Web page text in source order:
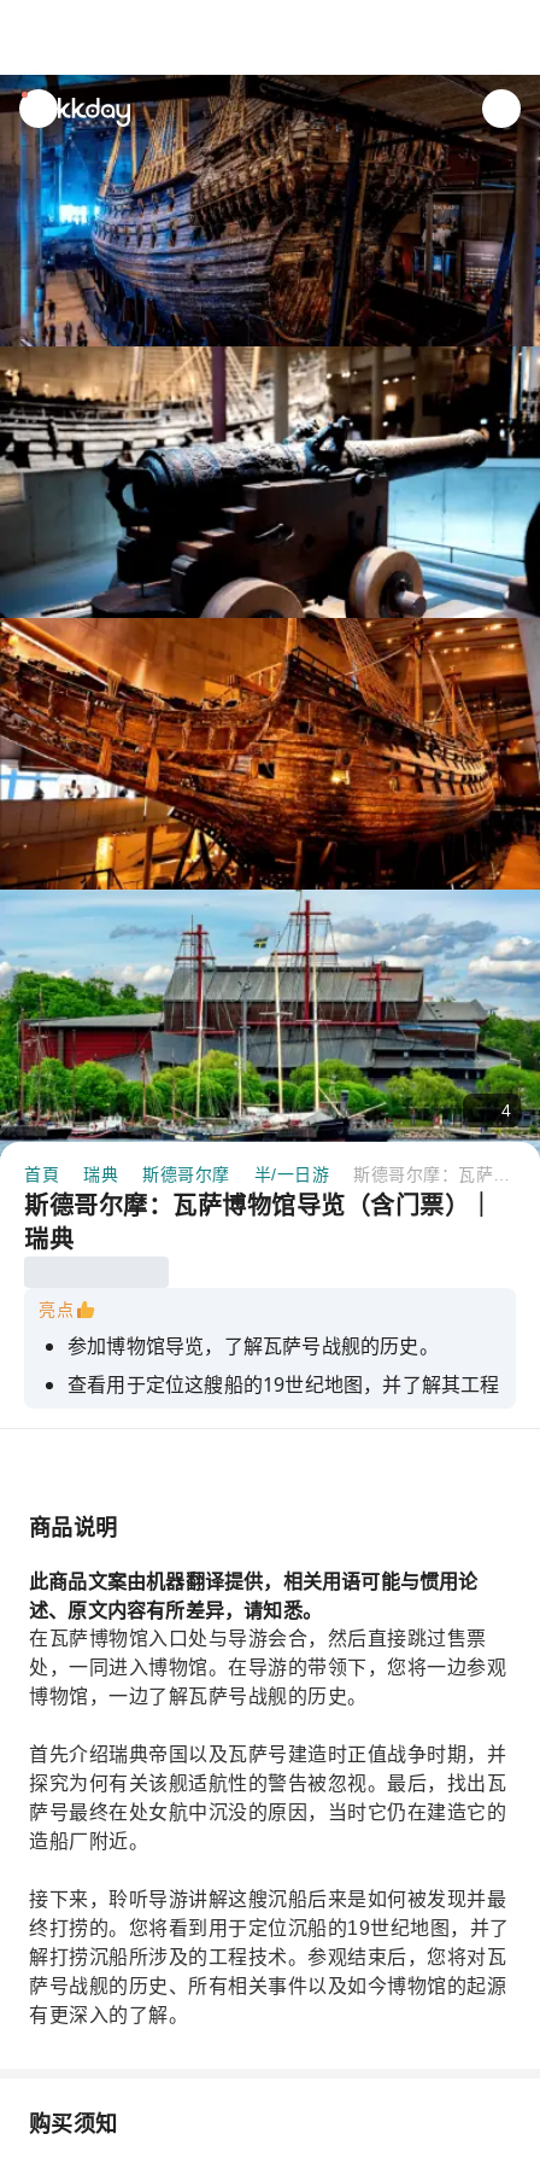
unread
notifications
4
首頁 瑞典 斯德哥尔摩 半/一日游
斯德哥尔摩：瓦萨博物馆导览（含门票）｜
瑞典
亮点
参加博物馆导览，了解瓦萨号战舰的历史。
查看用于定位这艘船的19世纪地图，并了解其工程
了解一下有关船舶适航性的警告是如何被忽视的。
商品说明
此商品文案由机器翻译提供，相关用语可能与惯用论
述、原文内容有所差异，请知悉。
在瓦萨博物馆入口处与导游会合，然后直接跳过售票
处，一同进入博物馆。在导游的带领下，您将一边参观
博物馆，一边了解瓦萨号战舰的历史。
首先介绍瑞典帝国以及瓦萨号建造时正值战争时期，并
探究为何有关该舰适航性的警告被忽视。最后，找出瓦
萨号最终在处女航中沉没的原因，当时它仍在建造它的
造船厂附近。
接下来，聆听导游讲解这艘沉船后来是如何被发现并最
终打捞的。您将看到用于定位沉船的19世纪地图，并了
解打捞沉船所涉及的工程技术。参观结束后，您将对瓦
萨号战舰的历史、所有相关事件以及如今博物馆的起源
有更深入的了解。
购买须知